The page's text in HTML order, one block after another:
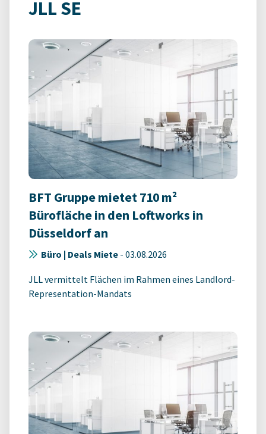
JLL SE
BFT Gruppe mietet 710 m²
Bürofläche in den Loftworks in
Düsseldorf an
Büro | Deals Miete - 03.08.2026
JLL vermittelt Flächen im Rahmen eines Landlord-
Representation-Mandats